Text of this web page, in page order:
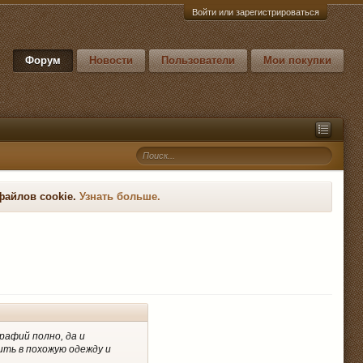
Войти или зарегистрироваться
Форум Новости Пользователи Мои покупки
cookie. Узнать больше.
полно, да и
в похожую одежду и